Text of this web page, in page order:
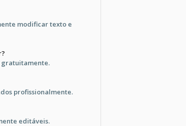
modificar texto e
gratuitamente.
profissionalmente.
editáveis.